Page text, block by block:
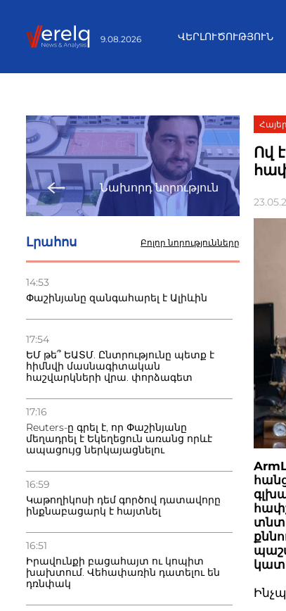
9.08.2026 ՎԵՐԼՈՒԾՈՒԹՅՈՒՆ
Նախորդ նորություն
Լրահոս Բոլոր նորությունները
14:53
Փաշինյանը զանգահարել է Ալիևին
17:54
ԵՄ թե՞ ԵԱՏՄ. Ընտրությունը պետք է
հիմնվի մասնագիտական
հաշվարկների վրա. փորձագետ
17:16
Reuters-ը գրել է, որ Փաշինյանը
մեղադրել է Եկեղեցուն առանց որևէ
ապացույց ներկայացնելու
16:59
Կաթողիկոսի դեմ գործով դատավորը
ինքնաբացարկ է հայտնել
16:51
Իրավունքի բացահայտ ու կոպիտ
խախտում. Վեհափառին դատելու են
դռնփակ
Ով